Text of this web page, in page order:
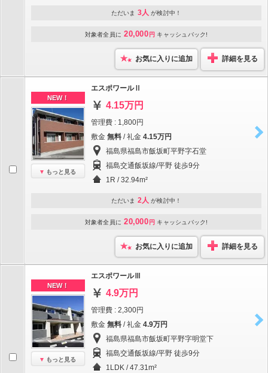
ただいま 3人 が検討中！
対象者全員に 20,000 円 キャッシュバック!
お気に入りに追加 詳細を見る
NEW！
もっと見る
エスポワールⅡ
4.15万円
管理費 : 1,800円
敷金 無料 / 礼金 4.15万円
福島県福島市飯坂町平野字石堂
福島交通飯坂線/平野 徒歩9分
1R / 32.94m²
ただいま 2人 が検討中！
対象者全員に 20,000 円 キャッシュバック!
お気に入りに追加 詳細を見る
NEW！
もっと見る
エスポワールⅢ
4.9万円
管理費 : 2,300円
敷金 無料 / 礼金 4.9万円
福島県福島市飯坂町平野字明堂下
福島交通飯坂線/平野 徒歩9分
1LDK / 47.31m²